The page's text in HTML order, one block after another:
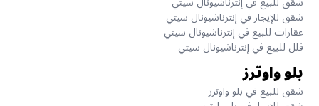
شقق للإيجار في إنترناشيونال سيتي
عقارات للبيع في إنترناشيونال سيتي
فلل للبيع في إنترناشيونال سيتي
بلو واوترز
شقق للبيع في بلو واوترز